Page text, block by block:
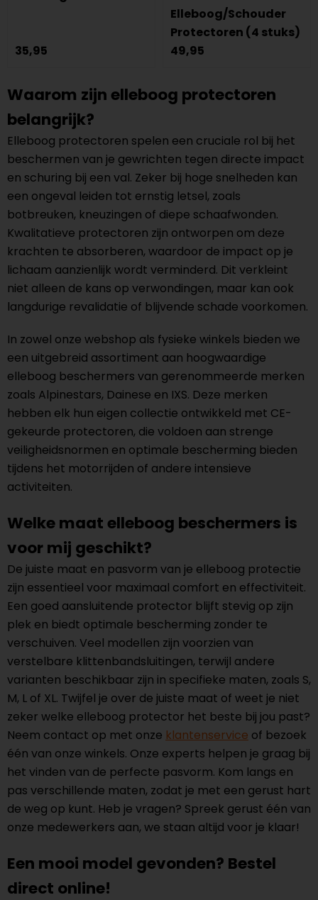
35,95
Elleboog/Schouder
Protectoren (4 stuks)
49,95
Waarom zijn elleboog protectoren
belangrijk?
Elleboog protectoren spelen een cruciale rol bij het
beschermen van je gewrichten tegen directe impact
en schuring bij een val. Zeker bij hoge snelheden kan
een ongeval leiden tot ernstig letsel, zoals
botbreuken, kneuzingen of diepe schaafwonden.
Kwalitatieve protectoren zijn ontworpen om deze
krachten te absorberen, waardoor de impact op je
lichaam aanzienlijk wordt verminderd. Dit verkleint
niet alleen de kans op verwondingen, maar kan ook
langdurige revalidatie of blijvende schade voorkomen.
In zowel onze webshop als fysieke winkels bieden we
een uitgebreid assortiment aan hoogwaardige
elleboog beschermers van gerenommeerde merken
zoals Alpinestars, Dainese en IXS. Deze merken
hebben elk hun eigen collectie ontwikkeld met CE-
gekeurde protectoren, die voldoen aan strenge
veiligheidsnormen en optimale bescherming bieden
tijdens het motorrijden of andere intensieve
activiteiten.
Welke maat elleboog beschermers is
voor mij geschikt?
De juiste maat en pasvorm van je elleboog protectie
zijn essentieel voor maximaal comfort en effectiviteit.
Een goed aansluitende protector blijft stevig op zijn
plek en biedt optimale bescherming zonder te
verschuiven. Veel modellen zijn voorzien van
verstelbare klittenbandsluitingen, terwijl andere
varianten beschikbaar zijn in specifieke maten, zoals S,
M, L of XL. Twijfel je over de juiste maat of weet je niet
zeker welke elleboog protector het beste bij jou past?
Neem contact op met onze klantenservice of bezoek
één van onze winkels. Onze experts helpen je graag bij
het vinden van de perfecte pasvorm. Kom langs en
pas verschillende maten, zodat je met een gerust hart
de weg op kunt. Heb je vragen? Spreek gerust één van
onze medewerkers aan, we staan altijd voor je klaar!
Een mooi model gevonden? Bestel
direct online!